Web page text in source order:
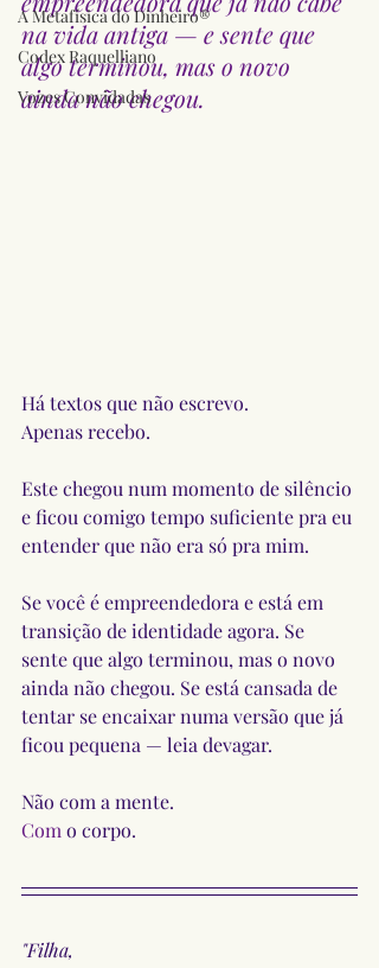
A Metafísica do Dinheiro®
Codex Raquelliano
Vozes Convidadas
na vida antiga — e sente que
algo terminou, mas o novo
ainda não chegou.
Há textos que não escrevo.
Apenas recebo.
Este chegou num momento de silêncio
e ficou comigo tempo suficiente pra eu
entender que não era só pra mim.
Se você é empreendedora e está em
transição de identidade agora. Se
sente que algo terminou, mas o novo
ainda não chegou. Se está cansada de
tentar se encaixar numa versão que já
ficou pequena — leia devagar.
Não com a mente.
Com o corpo.
"Filha,